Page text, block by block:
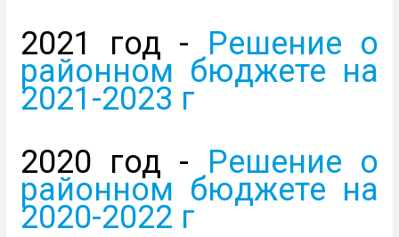
2021 год - Решение о
районном бюджете на
2021-2023 г
2020 год - Решение о
районном бюджете на
2020-2022 г